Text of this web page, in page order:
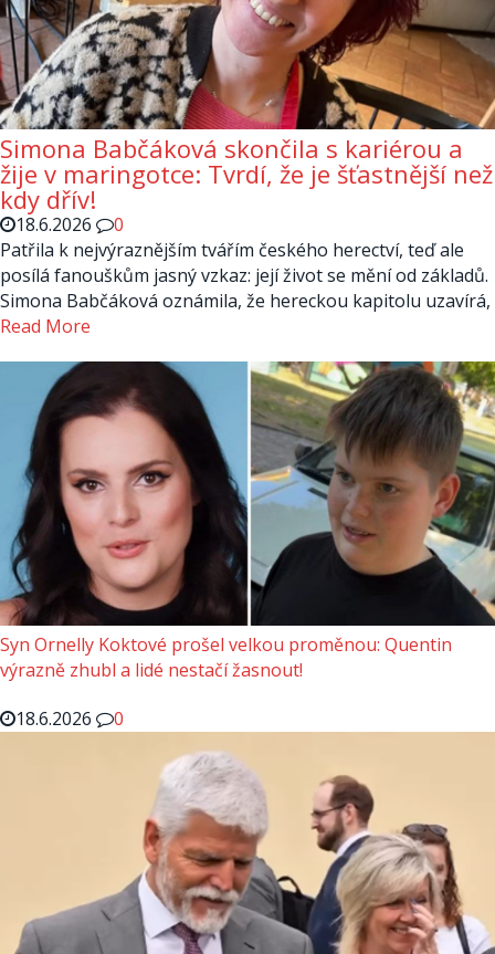
Simona Babčáková skončila s kariérou a
žije v maringotce: Tvrdí, že je šťastnější než
kdy dřív!
18.6.2026
0
Patřila k nejvýraznějším tvářím českého herectví, teď ale
posílá fanouškům jasný vzkaz: její život se mění od základů.
Simona Babčáková oznámila, že hereckou kapitolu uzavírá,
Read More
Syn Ornelly Koktové prošel velkou proměnou: Quentin
výrazně zhubl a lidé nestačí žasnout!
18.6.2026
0